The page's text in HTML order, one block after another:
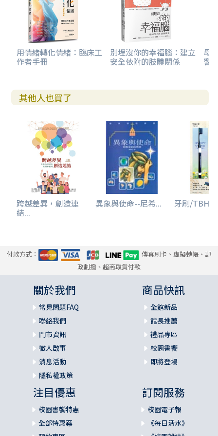
中最重要的事而慶祝。
用情緒轉化情緒：臨床工
作者手冊
別埋沒你的幸福腦：建立
安全依附的肢體關係
母
響
其他人也買了
跨越差異，創造連
結...
異象與使命--尼希... 牙刷/TBH-
付款方式：
傳真刷卡、虛擬轉帳、郵
政劃撥、超商取貨付款
關於我們
常見問題FAQ
聯絡我們
門市資訊
徵人啟事
消息活動
隱私權政策
商品快訊
全館新品
館長推薦
禮品專區
校園書饗
即將登場
注目優惠
校園書饗特惠
全部特惠案
訂閱服務
校園電子報
《每日活水》